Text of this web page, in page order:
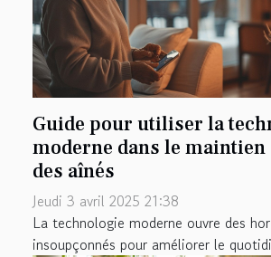
Guide pour utiliser la
moderne dans le
des aînés
Jeudi 3 avril 2025 21:38
La technologie moderne ouvre des
insoupçonnés pour améliorer le